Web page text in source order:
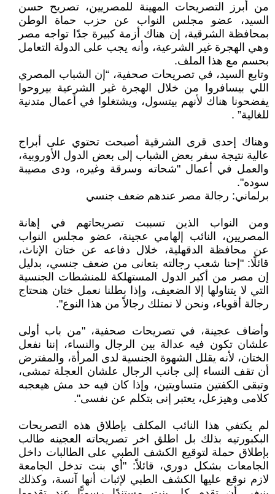
من أبرز التصريحات المهينة للمصريين، تصريح حسن
السيد، عضو مجلس النواب عن حزب حماة الوطن
بمحافظة الشرقية، إن هناك أزمة كبيرة جدًا تواجه مصر
وهي الهجرة غير الشرعية، وأنه يجب على الدولة التعامل
بحسم مع هذا الملف.
وتابع السيد، في تصريحات صحفية، “إن الشباب المصري
اللي بيسافروا من خلال الهجرة غير الشرعية بيروحوا
يفضحونا هناك لأنهم بيتسول، ويشتغلوا في أعمال متدنية
للغالية” .
وهناك إحدى قرى الشرقية أصبحت تحتوي على أبراج
عالية نتيجة سفر بعض الشباب إلى بعض الدول الأوروبية،
والعمل في أعمال "شحاته وسرقة وغيره، ودى مصيبة
سوده".
برلماني: رجالة مصر عندهم ضعف جنسي
ومن النواب الذين تسببت تصريحاتهم في إهانة
المصريين، النائب إلهامي عجينة، عضو مجلس النواب
عن محافظة الدقهلية، خلال دفاعه عن ختان الإناث،
قائلًا: "إحنا شعب رجالته بتعانى من ضعف جنسي، بدليل
إن مصر من أكبر الدول المستهلكة للمنشطات الجنسية
التي لا يتناولها إلا الضعيف، وإذا بطلنا نعمل ختان هنحتاج
رجالة أقوياء، ونحن لا نمتلك رجالاً من هذا النوع".
وأضاف عجينة، في تصريحات صحفية، "من باب أولى
علشان تكون فيه عدالة بين الرجال والنساء، إننا نفعل
الختان، لأنه يقلل الشهوة الجنسية لدى المرأة، والمفترض
أن تقف النساء إلى جانب الرجال علشان العجلة تمشى،
وتبقى الكفتين متساويتين، وإذا كان فيه حد مش هيعجبه
كلامى وهيزعل، يعتبر إنى بتكلم عن نفسى".
لم يكتفي هذا النائب المكلف بإطلاق هذه التصريحات
البكبورتيه بذلك بل اطلق اخر تصريحاته العجينه طالب
بإطلاق حملة لتوقيع الكشف الطبي على الطالبات داخل
الجامعات بشكل دوري، قائلاً: "أي بنت تدخل الجامعة
لازم نوقع عليها الكشف الطبي لإثبات أنها آنسة، وكذلك